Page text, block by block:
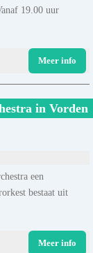
19.00 uur
Meer info
in Vorden
een
bestaat uit
Meer info